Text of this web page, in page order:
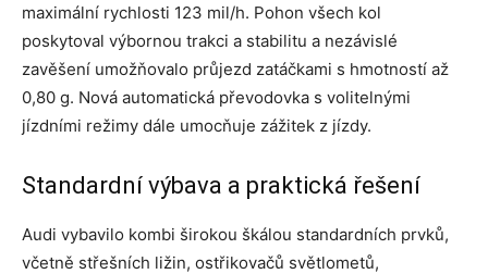
maximální rychlosti 123 mil/h. Pohon všech kol
poskytoval výbornou trakci a stabilitu a nezávislé
zavěšení umožňovalo průjezd zatáčkami s hmotností až
0,80 g. Nová automatická převodovka s volitelnými
jízdními režimy dále umocňuje zážitek z jízdy.
Standardní výbava a praktická řešení
Audi vybavilo kombi širokou škálou standardních prvků,
včetně střešních ližin, ostřikovačů světlometů,